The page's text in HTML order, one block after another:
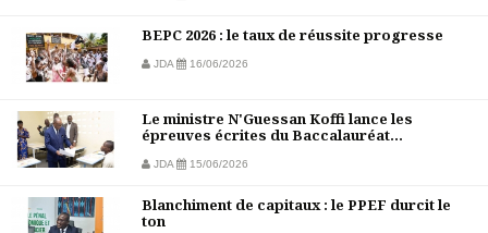
BEPC 2026 : le taux de réussite progresse
JDA 16/06/2026
Le ministre N'Guessan Koffi lance les
épreuves écrites du Baccalauréat...
JDA 15/06/2026
Blanchiment de capitaux : le PPEF durcit le
ton